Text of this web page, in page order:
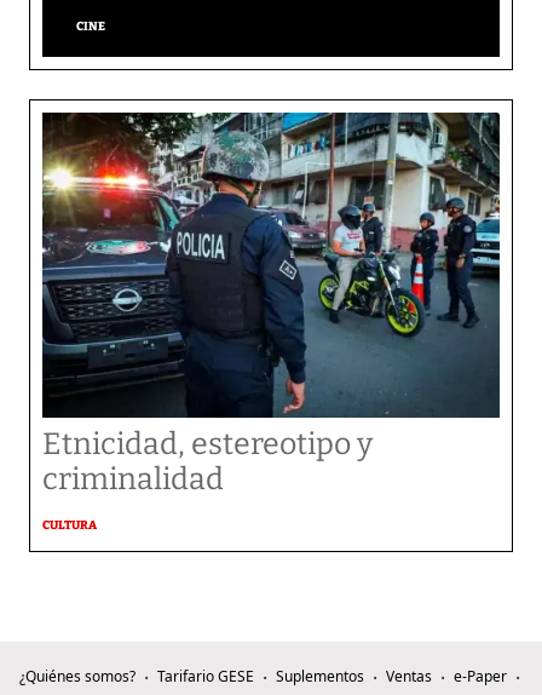
CINE
Etnicidad, estereotipo y
criminalidad
CULTURA
¿Quiénes somos? Tarifario GESE Suplementos Ventas
e-Paper